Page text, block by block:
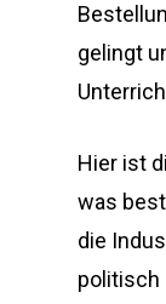
gelingt
Hier ist
was
die
politisch